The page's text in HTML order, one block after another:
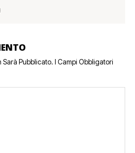
Sarà Pubblicato. I Campi Obbligatori